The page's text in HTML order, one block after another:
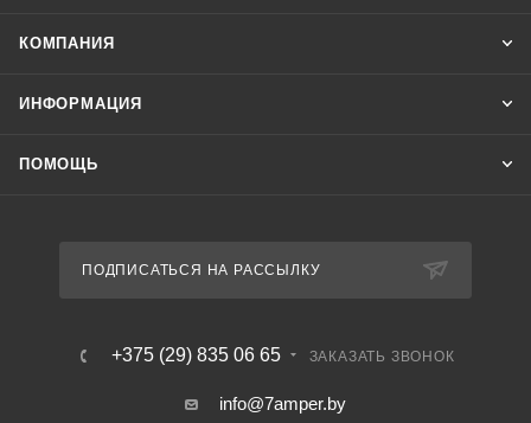
КОМПАНИЯ
ИНФОРМАЦИЯ
ПОМОЩЬ
ПОДПИСАТЬСЯ НА РАССЫЛКУ
+375 (29) 835 06 65 ЗАКАЗАТЬ ЗВОНОК
info@7amper.by